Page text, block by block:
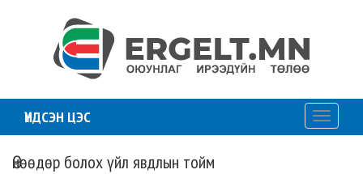
ҮНДСЭН ЦЭС
Toggle
Өнөөдөр болох үйл явдлын тойм